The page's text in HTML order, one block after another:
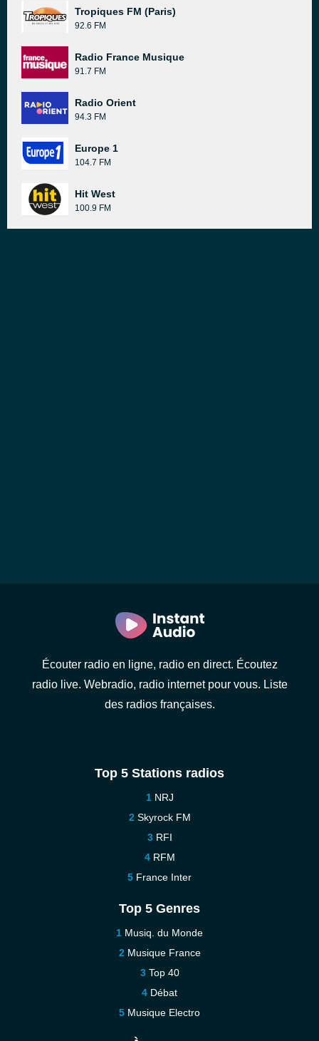
Tropiques FM (Paris)
92.6 FM
Radio France Musique
91.7 FM
Radio Orient
94.3 FM
Europe 1
104.7 FM
Hit West
100.9 FM
Écouter radio en ligne, radio en direct. Écoutez
radio live. Webradio, radio internet pour vous. Liste
des radios françaises.
Top 5 Stations radios
NRJ
Skyrock FM
RFI
RFM
France Inter
Top 5 Genres
Musiq. du Monde
Musique France
Top 40
Débat
Musique Electro